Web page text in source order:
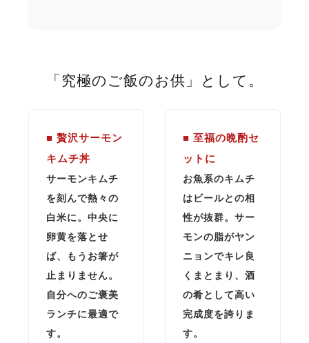
「究極のご飯のお供」として。
■ 贅沢サーモン
キムチ丼
サーモンキムチ
を刻んで熱々の
白米に。中央に
卵黄を落とせ
ば、もうお箸が
止まりません。
自分へのご褒美
ランチに最適で
す。
■ 至福の晩酌セ
ットに
お魚系のキムチ
はビールとの相
性が抜群。サー
モンの脂がヤン
ニョンでキレ良
くまとまり、酒
の肴として高い
完成度を誇りま
す。